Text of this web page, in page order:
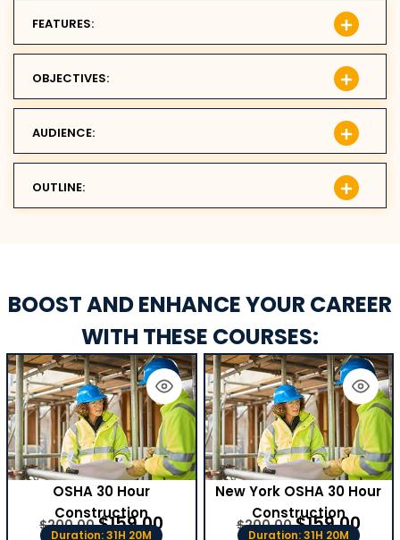
FEATURES:
OBJECTIVES:
AUDIENCE:
OUTLINE:
BOOST AND ENHANCE YOUR CAREER
WITH THESE COURSES:
OSHA 30 Hour
Construction
$200.00 $159.00
Duration: 31H 20M
New York OSHA 30 Hour
Construction
$200.00 $159.00
Duration: 31H 20M